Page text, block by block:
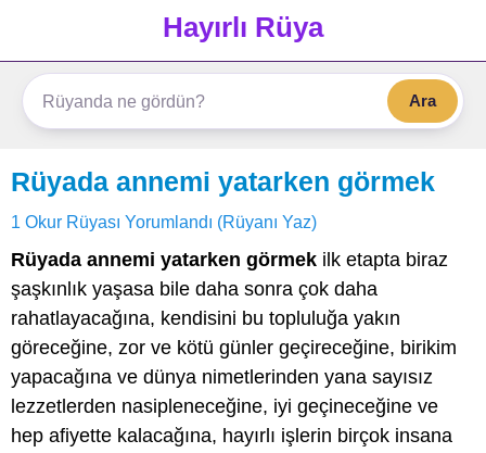
Hayırlı Rüya
Ara
Rüyada annemi yatarken görmek
1 Okur Rüyası Yorumlandı (Rüyanı Yaz)
Rüyada annemi yatarken görmek ilk etapta biraz
şaşkınlık yaşasa bile daha sonra çok daha
rahatlayacağına, kendisini bu topluluğa yakın
göreceğine, zor ve kötü günler geçireceğine, birikim
yapacağına ve dünya nimetlerinden yana sayısız
lezzetlerden nasipleneceğine, iyi geçineceğine ve
hep afiyette kalacağına, hayırlı işlerin birçok insana